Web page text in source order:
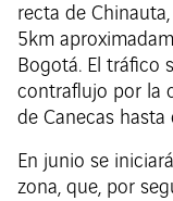
recta de
5km
Bogotá. El tráfico
contraflujo por la
de Canecas
En junio se
zona, que, por